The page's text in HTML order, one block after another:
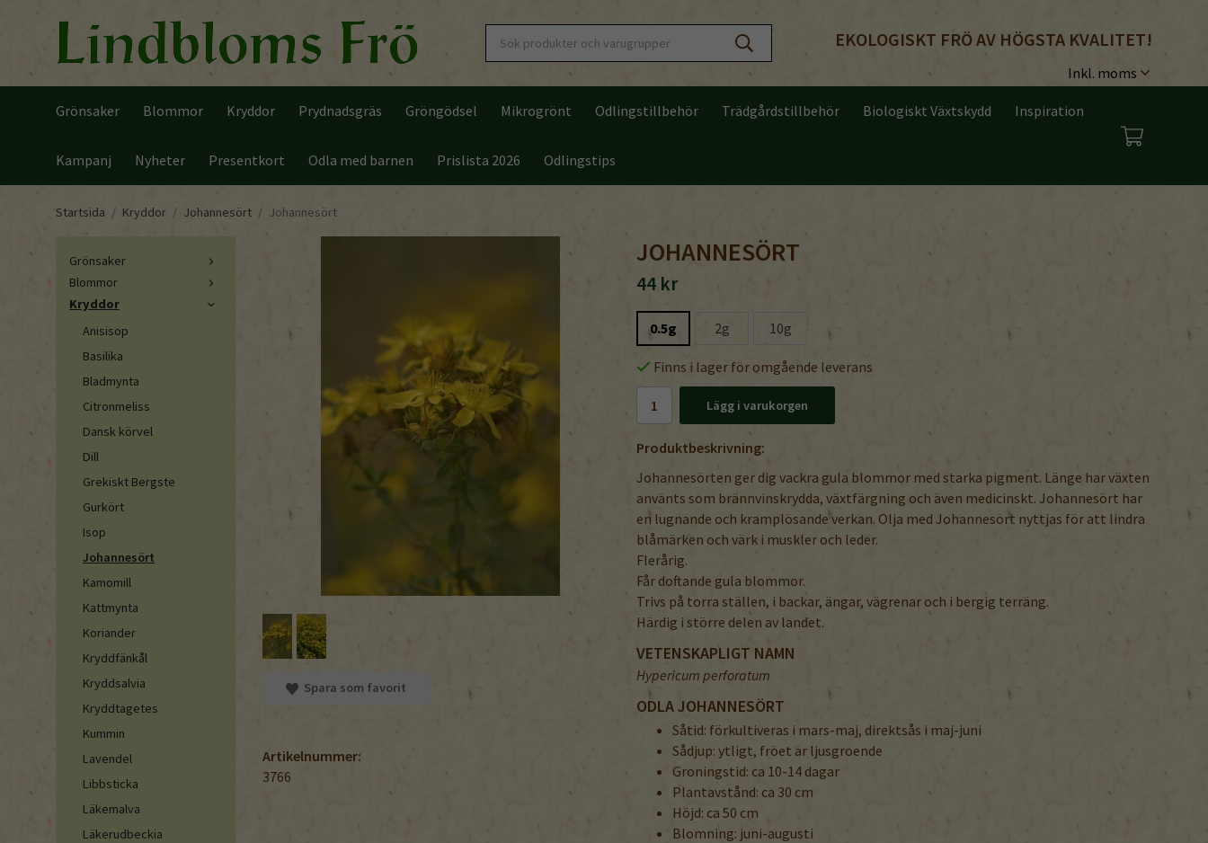
EKOLOGISKT FRÖ AV HÖGSTA KVALITET!
Grönsaker Blommor Kryddor Prydnadsgräs Gröngödsel Mikrogrönt Odlingstillbehör Trädgårdstillbehör Biologiskt Växtskydd Inspiration
Kampanj Nyheter Presentkort Odla med barnen Prislista 2026 Odlingstips
Startsida / Kryddor / Johannesört / Johannesört
Grönsaker
Blommor
Kryddor
Anisisop
Basilika
Bladmynta
Citronmeliss
Dansk körvel
Dill
Grekiskt Bergste
Gurkört
Isop
Johannesört
Kamomill
Kattmynta
Koriander
Kryddfänkål
Kryddsalvia
Kryddtagetes
Kummin
Lavendel
Libbsticka
Läkemalva
Läkerudbeckia
JOHANNESÖRT
44 kr
0.5g 2g 10g
Finns i lager för omgående leverans
Lägg i varukorgen
Produktbeskrivning:
Johannesörten ger dig vackra gula blommor med starka pigment. Länge har växten
använts som brännvinskrydda, växtfärgning och även medicinskt. Johannesört har
en lugnande och kramplösande verkan. Olja med Johannesört nyttjas för att lindra
blåmärken och värk i muskler och leder.
Flerårig.
Får doftande gula blommor.
Trivs på torra ställen, i backar, ängar, vägrenar och i bergig terräng.
Härdig i större delen av landet.
VETENSKAPLIGT NAMN
Hypericum perforatum
ODLA JOHANNESÖRT
Såtid: förkultiveras i mars-maj, direktsås i maj-juni
Sådjup: ytligt, fröet är ljusgroende
Groningstid: ca 10-14 dagar
Plantavstånd: ca 30 cm
Höjd: ca 50 cm
Blomning: juni-augusti
Spara som favorit
Artikelnummer:
3766